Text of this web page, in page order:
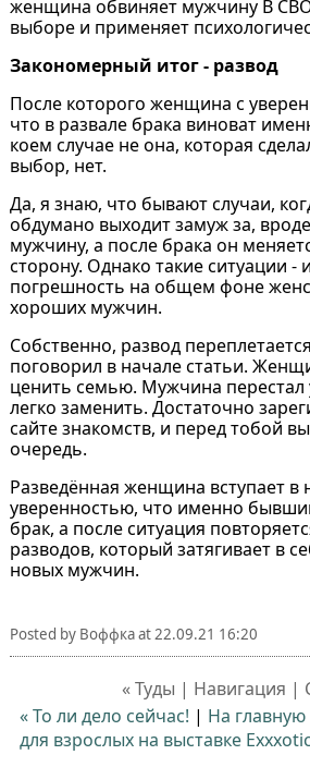
женщина обвиняет мужчину В
выборе и применяет
Закономерный итог - развод
После которого женщина с
что в развале брака виноват
коем случае не она, которая
выбор, нет.
Да, я знаю, что бывают случаи,
обдумано выходит замуж за,
мужчину, а после брака он
сторону. Однако такие ситуации -
погрешность на общем фоне
хороших мужчин.
Собственно, развод
поговорил в начале статьи.
ценить семью. Мужчина перестал
легко заменить. Достаточно
сайте знакомств, и перед тобой
очередь.
Разведённая женщина вступает
уверенностью, что именно
брак, а после ситуация
разводов, который затягивает в
новых мужчин.
Posted by Воффкаat 22.09.21 16:20
« Туды | Навигация |
« То ли дело сейчас! | На главную
для взрослых на выставке